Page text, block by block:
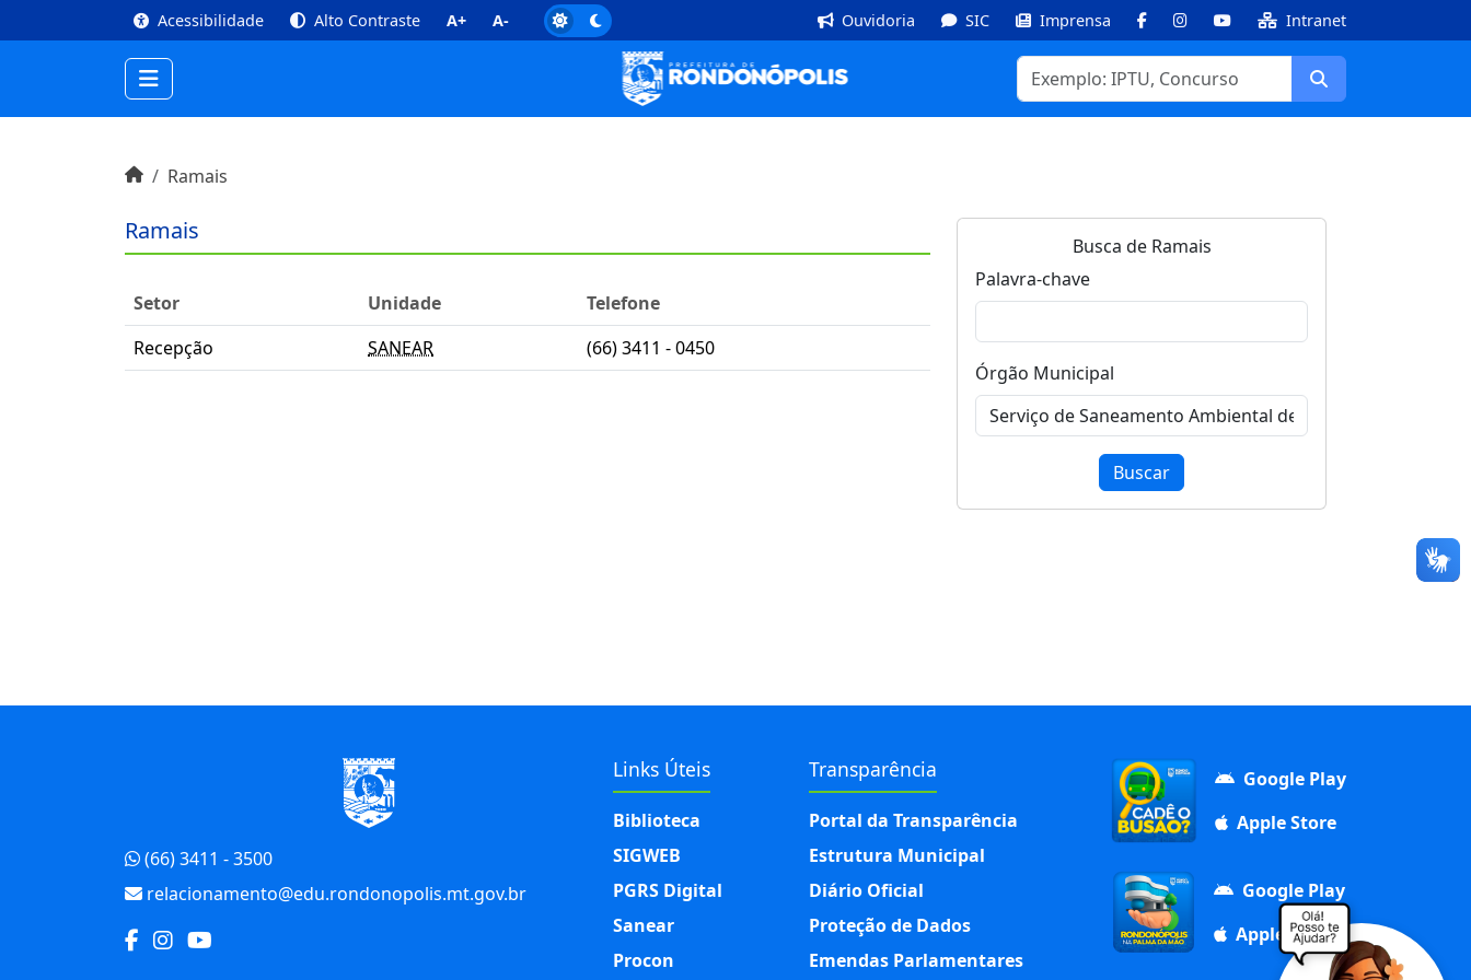
Conteúdo [1] Menu Principal [2] Busca [3] Rodapé [4]
Acessibilidade Alto Contraste A+ A- Ouvidoria SIC Imprensa FacebookInstagramYoutube Intranet
Buscar
Início do conteúdoInícioRamais
Busca de Ramais
Palavra-chave
Órgão Municipal
Buscar
Ramais
Setor Unidade
Telefone
Recepção
SANEAR (66) 3411 - 0450
(66) 3411 - 3500
relacionamento@edu.rondonopolis.mt.gov.br
Links Úteis
Biblioteca
SIGWEB
PGRS Digital
Sanear
Procon
Transparência
Portal da Transparência
Estrutura Municipal
Diário Oficial
Proteção de Dados
Emendas Parlamentares
Google Play
Apple Store
Google Play
Apple Store